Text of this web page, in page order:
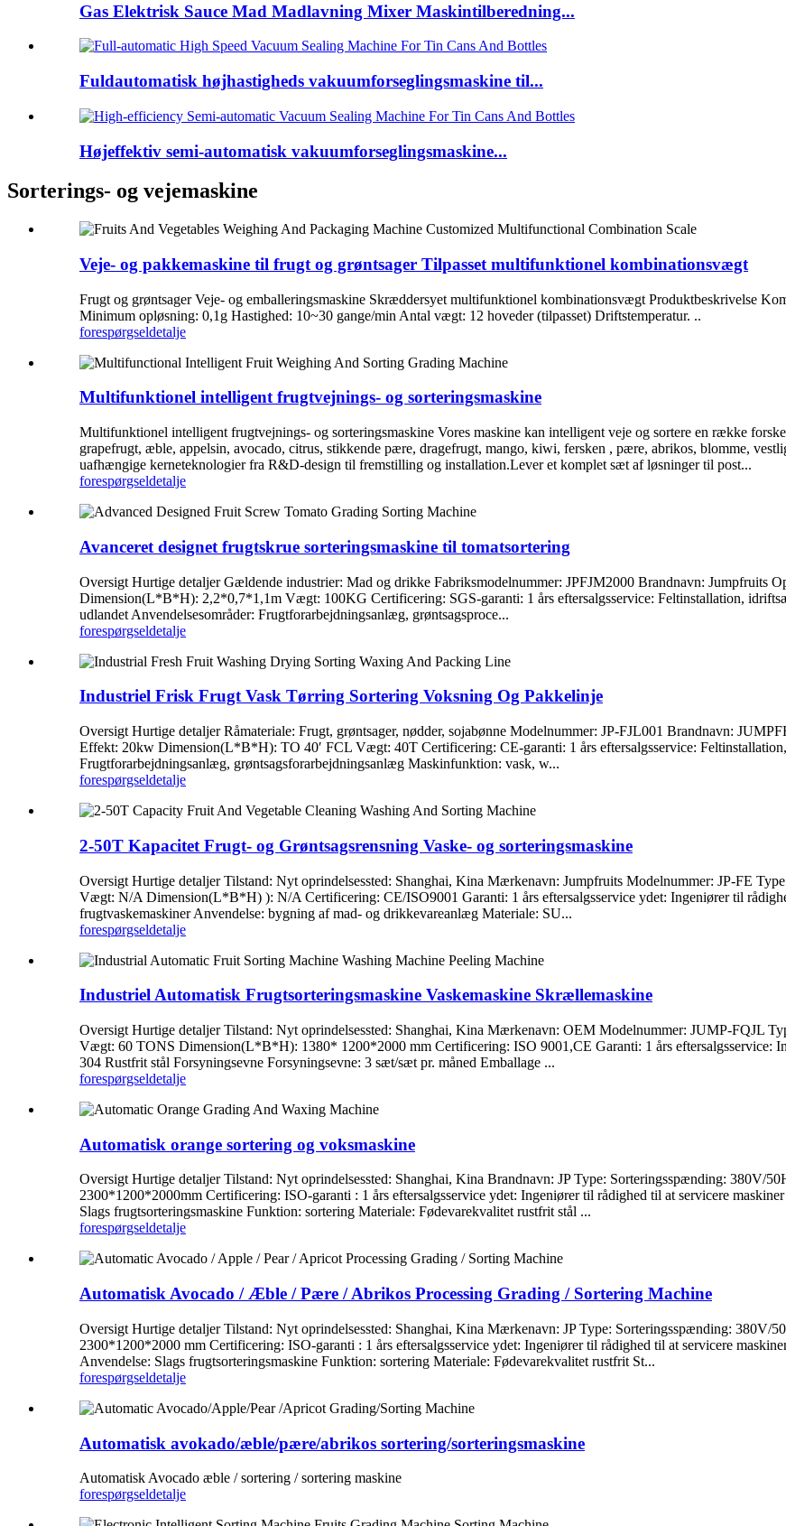
Gas Elektrisk Sauce Mad Madlavning Mixer Maskintilberedning...
Fuldautomatisk højhastigheds vakuumforseglingsmaskine til...
Højeffektiv semi-automatisk vakuumforseglingsmaskine...
Sorterings- og vejemaskine
Veje- og pakkemaskine til frugt og grøntsager Tilpasset multifunktionel kombinationsvægt
Frugt og grøntsager Veje- og emballeringsmaskine Skræddersyet multifunktionel kombinationsvægt Produktbeskrivelse
Minimum opløsning: 0,1g Hastighed: 10~30 gange/min Antal vægt: 12 hoveder (tilpasset) Driftstemperatur. ..
forespørgseldetalje
Multifunktionel intelligent frugtvejnings- og sorteringsmaskine
Multifunktionel intelligent frugtvejnings- og sorteringsmaskine Vores maskine kan intelligent veje og sortere en række
grapefrugt, æble, appelsin, avocado, citrus, stikkende pære, dragefrugt, mango, kiwi, fersken , pære, abrikos, blomme,
uafhængige kerneteknologier fra R&D-design til fremstilling og installation.Lever et komplet sæt af løsninger til post...
forespørgseldetalje
Avanceret designet frugtskrue sorteringsmaskine til tomatsortering
Oversigt Hurtige detaljer Gældende industrier: Mad og drikke Fabriksmodelnummer: JPFJM2000 Brandnavn: Jumpfruits
Dimension(L*B*H): 2,2*0,7*1,1m Vægt: 100KG Certificering: SGS-garanti: 1 års eftersalgsservice: Feltinstallation,
udlandet Anvendelsesområder: Frugtforarbejdningsanlæg, grøntsagsproce...
forespørgseldetalje
Industriel Frisk Frugt Vask Tørring Sortering Voksning Og Pakkelinje
Oversigt Hurtige detaljer Råmateriale: Frugt, grøntsager, nødder, sojabønne Modelnummer: JP-FJL001 Brandnavn:
Effekt: 20kw Dimension(L*B*H): TO 40′ FCL Vægt: 40T Certificering: CE-garanti: 1 års eftersalgsservice:
Frugtforarbejdningsanlæg, grøntsagsforarbejdningsanlæg Maskinfunktion: vask, w...
forespørgseldetalje
2-50T Kapacitet Frugt- og Grøntsagsrensning Vaske- og sorteringsmaskine
Oversigt Hurtige detaljer Tilstand: Nyt oprindelsessted: Shanghai, Kina Mærkenavn: Jumpfruits Modelnummer: JP-FE
Vægt: N/A Dimension(L*B*H) ): N/A Certificering: CE/ISO9001 Garanti: 1 års eftersalgsservice ydet: Ingeniører til
frugtvaskemaskiner Anvendelse: bygning af mad- og drikkevareanlæg Materiale: SU...
forespørgseldetalje
Industriel Automatisk Frugtsorteringsmaskine Vaskemaskine Skrællemaskine
Oversigt Hurtige detaljer Tilstand: Nyt oprindelsessted: Shanghai, Kina Mærkenavn: OEM Modelnummer: JUMP-FQJL
Vægt: 60 TONS Dimension(L*B*H): 1380* 1200*2000 mm Certificering: ISO 9001,CE Garanti: 1 års eftersalgsservice:
304 Rustfrit stål Forsyningsevne Forsyningsevne: 3 sæt/sæt pr. måned Emballage ...
forespørgseldetalje
Automatisk orange sortering og voksmaskine
Oversigt Hurtige detaljer Tilstand: Nyt oprindelsessted: Shanghai, Kina Brandnavn: JP Type: Sorteringsspænding:
2300*1200*2000mm Certificering: ISO-garanti : 1 års eftersalgsservice ydet: Ingeniører til rådighed til at servicere
Slags frugtsorteringsmaskine Funktion: sortering Materiale: Fødevarekvalitet rustfrit stål ...
forespørgseldetalje
Automatisk Avocado / Æble / Pære / Abrikos Processing Grading / Sortering Machine
Oversigt Hurtige detaljer Tilstand: Nyt oprindelsessted: Shanghai, Kina Mærkenavn: JP Type: Sorteringsspænding:
2300*1200*2000 mm Certificering: ISO-garanti : 1 års eftersalgsservice ydet: Ingeniører til rådighed til at servicere
Anvendelse: Slags frugtsorteringsmaskine Funktion: sortering Materiale: Fødevarekvalitet rustfrit St...
forespørgseldetalje
Automatisk avokado/æble/pære/abrikos sortering/sorteringsmaskine
Automatisk Avocado æble / sortering / sortering maskine
forespørgseldetalje